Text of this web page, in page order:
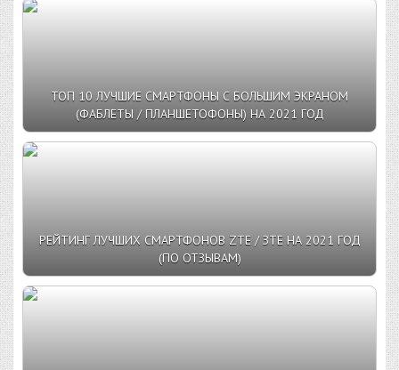
ТОП 10 ЛУЧШИЕ СМАРТФОНЫ С БОЛЬШИМ ЭКРАНОМ
(ФАБЛЕТЫ / ПЛАНШЕТОФОНЫ) НА 2021 ГОД
РЕЙТИНГ ЛУЧШИХ СМАРТФОНОВ ZTE / ЗТЕ НА 2021 ГОД
(ПО ОТЗЫВАМ)